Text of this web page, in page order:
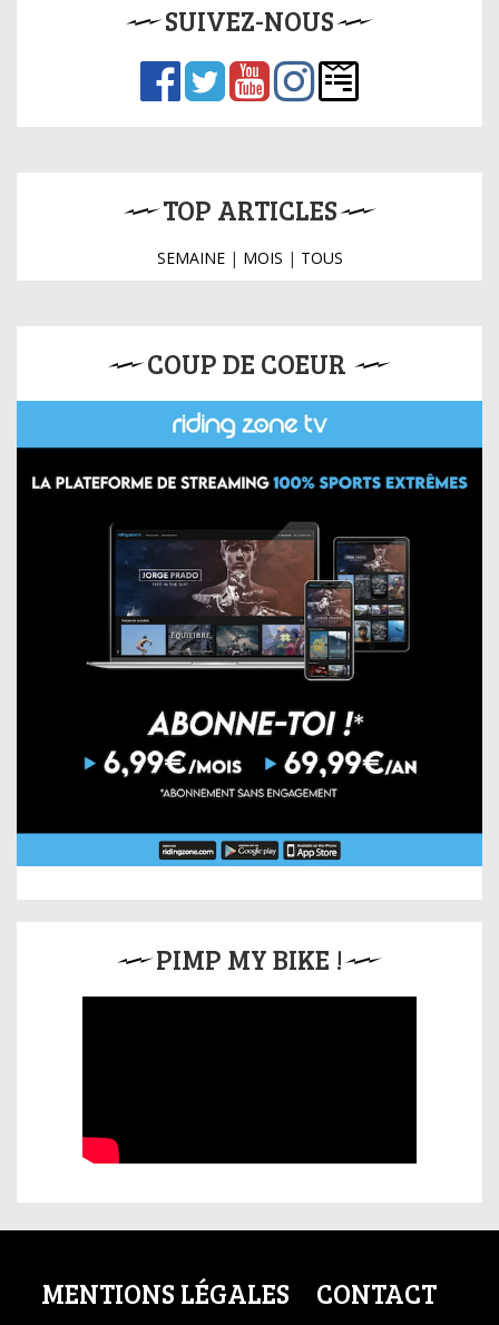
SUIVEZ-NOUS
TOP ARTICLES
SEMAINE| MOIS | TOUS
COUP DE COEUR
PIMP MY BIKE !
MENTIONS LÉGALES CONTACT